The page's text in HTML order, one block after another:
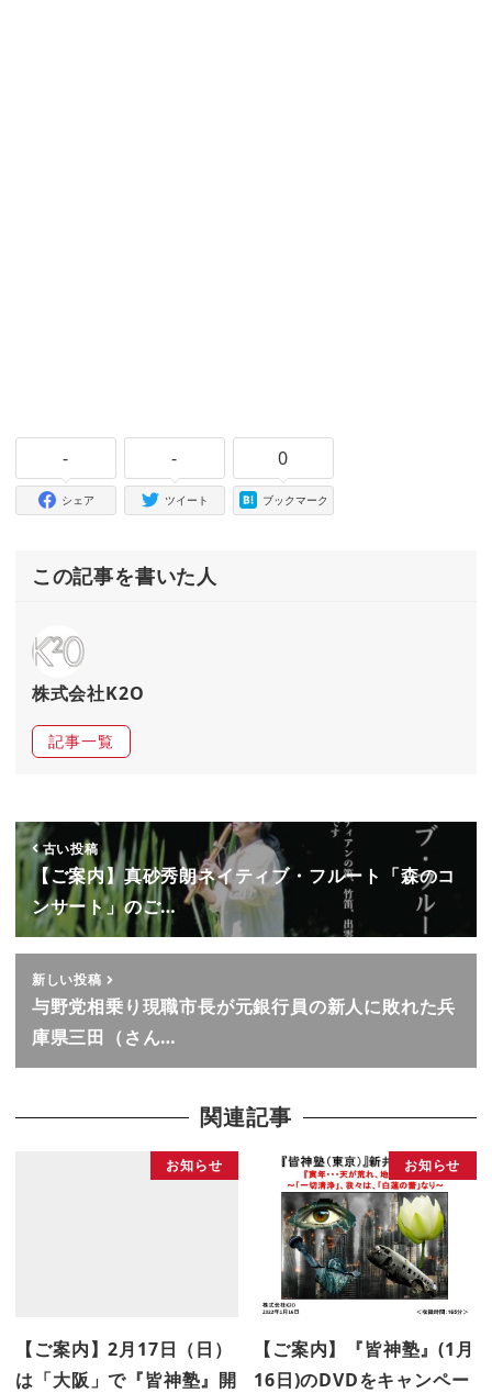
-
シェア
-
ツイート
0
ブックマーク
この記事を書いた人
株式会社K2O
記事一覧
古い投稿
【ご案内】真砂秀朗ネイティブ・フルート「森のコ
ンサート」のご…
新しい投稿
与野党相乗り現職市長が元銀行員の新人に敗れた兵
庫県三田（さん…
関連記事
お知らせ
【ご案内】2月17日（日）
は「大阪」で『皆神塾』開
お知らせ
【ご案内】『皆神塾』(1月
16日)のDVDをキャンペー